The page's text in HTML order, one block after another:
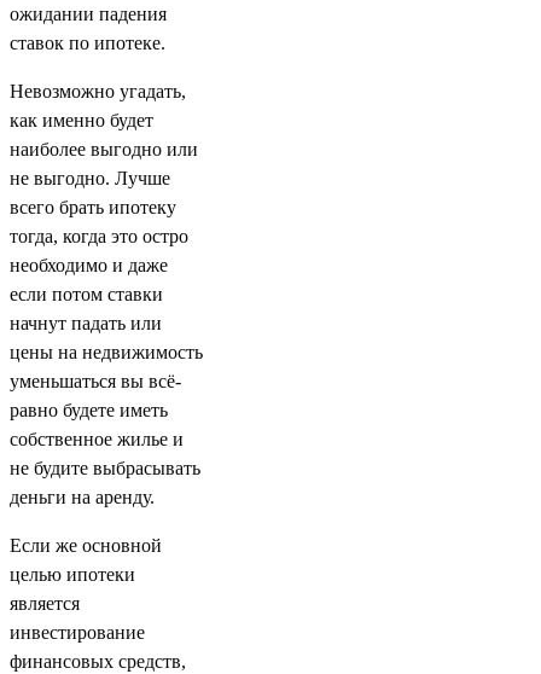
ожидании падения
ставок по ипотеке.
Невозможно угадать,
как именно будет
наиболее выгодно или
не выгодно. Лучше
всего брать ипотеку
тогда, когда это остро
необходимо и даже
если потом ставки
начнут падать или
цены на недвижимость
уменьшаться вы всё-
равно будете иметь
собственное жилье и
не будите выбрасывать
деньги на аренду.
Если же основной
целью ипотеки
является
инвестирование
финансовых средств,